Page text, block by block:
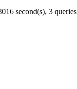
second(s), 3 queries